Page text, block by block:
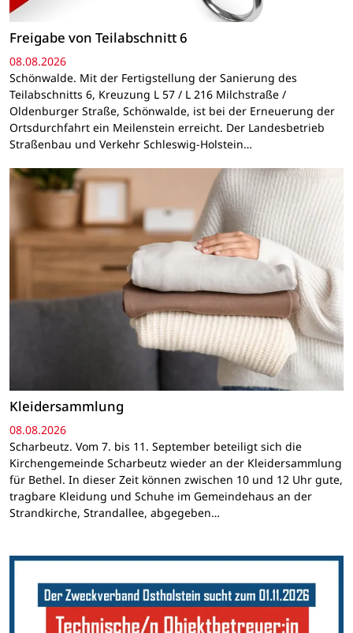
Freigabe von Teilabschnitt 6
08.08.2026
Schönwalde. Mit der Fertigstellung der Sanierung des
Teilabschnitts 6, Kreuzung L 57 / L 216 Milchstraße /
Oldenburger Straße, Schönwalde, ist bei der Erneuerung der
Ortsdurchfahrt ein Meilenstein erreicht. Der Landesbetrieb
Straßenbau und Verkehr Schleswig-Holstein…
Kleidersammlung
08.08.2026
Scharbeutz. Vom 7. bis 11. September beteiligt sich die
Kirchengemeinde Scharbeutz wieder an der Kleidersammlung
für Bethel. In dieser Zeit können zwischen 10 und 12 Uhr gute,
tragbare Kleidung und Schuhe im Gemeindehaus an der
Strandkirche, Strandallee, abgegeben…